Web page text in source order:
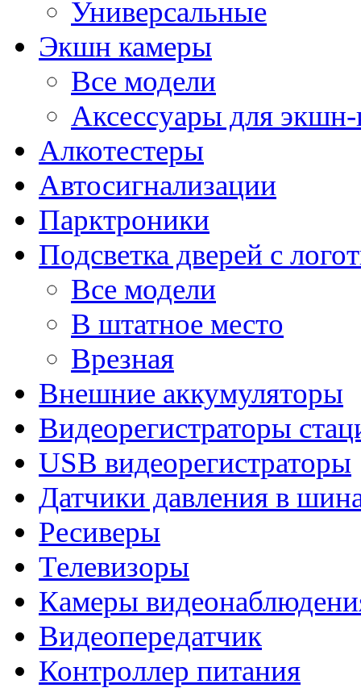
Универсальные
Экшн камеры
Все модели
Аксессуары для
Алкотестеры
Автосигнализации
Парктроники
Подсветка дверей с
Все модели
В штатное место
Врезная
Внешние аккумуляторы
Видеорегистраторы
USB видеорегистраторы
Датчики давления в
Ресиверы
Телевизоры
Камеры
Видеопередатчик
Контроллер питания